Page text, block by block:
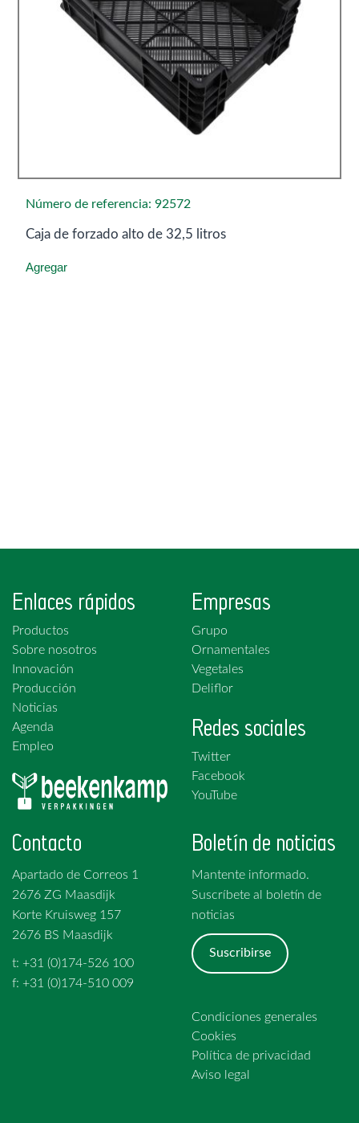
Número de referencia: 92572
Caja de forzado alto de 32,5 litros
Agregar
Enlaces rápidos
Productos
Sobre nosotros
Innovación
Producción
Noticias
Agenda
Empleo
Empresas
Grupo
Ornamentales
Vegetales
Deliflor
Redes sociales
Twitter
Facebook
YouTube
Contacto
Apartado de Correos 1
2676 ZG Maasdijk
Korte Kruisweg 157
2676 BS Maasdijk
t: +31 (0)174-526 100
f: +31 (0)174-510 009
Boletín de noticias
Mantente informado.
Suscríbete al boletín de
noticias
Suscribirse
Condiciones generales
Cookies
Política de privacidad
Aviso legal